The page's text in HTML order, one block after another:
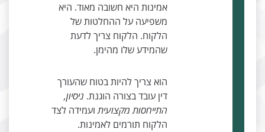
אמינות היא חשובה מאוד. היא
משפיעה על ההחלטות של
הלקוח. הלקוח צריך לדעת
שהמידע שלו מהימן.
הוא צריך להיות בטוח שהעורך
דין עובד בצורה הוגנת.ניסיון,
התייחסות מקצועיתועמידה לצד
הלקוח תורמים לאמינות.